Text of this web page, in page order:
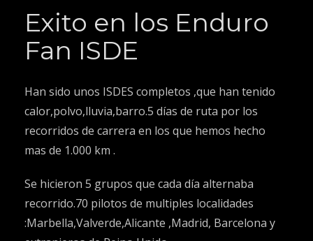
Exito en los Enduro
Fan ISDE
Han sido unos ISDES completos ,que han tenido
calor,polvo,lluvia,barro.5 días de ruta por los
recorridos de carrera en los que hemos hecho
mas de 1.000 km .
Se hicieron 5 grupos que cada día alternaba
recorrido.70 pilotos de multiples localidades
:Marbella,Valverde,Alicante ,Madrid, Barcelona y